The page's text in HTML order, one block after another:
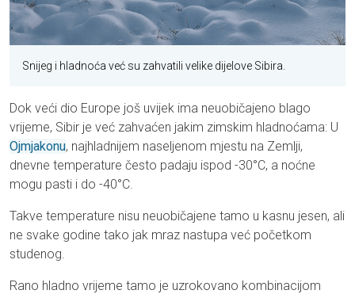
Snijeg i hladnoća već su zahvatili velike dijelove Sibira.
Dok veći dio Europe još uvijek ima neuobičajeno blago
vrijeme, Sibir je već zahvaćen jakim zimskim hladnoćama: U
Ojmjakonu, najhladnijem naseljenom mjestu na Zemlji,
dnevne temperature često padaju ispod -30°C, a noćne
mogu pasti i do -40°C.
Takve temperature nisu neuobičajene tamo u kasnu jesen, ali
ne svake godine tako jak mraz nastupa već početkom
studenog.
Rano hladno vrijeme tamo je uzrokovano kombinacijom